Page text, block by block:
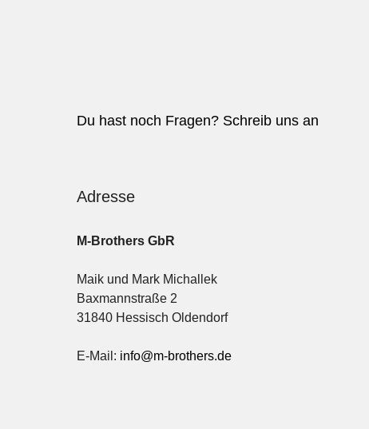
Du hast noch Fragen? Schreib uns an
Adresse
M-Brothers GbR
Maik und Mark Michallek
Baxmannstraße 2
31840 Hessisch Oldendorf
E-Mail: info@m-brothers.de